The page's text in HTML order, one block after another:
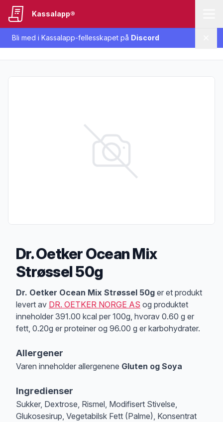
Bli med i Kassalapp-fellesskapet på Discord
Kassalapp®
Dr. Oetker Ocean Mix
Strøssel 50g
Produktbeskrivelse
Dr. Oetker Ocean Mix Strøssel 50g er et produkt
levert av DR. OETKER NORGE AS og produktet
inneholder 391.00 kcal per 100g, hvorav 0.60 g er
fett, 0.20g er proteiner og 96.00 g er karbohydrater.
Allergener
Varen inneholder allergenene Gluten og Soya
Ingredienser
Sukker, Dextrose, Rismel, Modifisert Stivelse,
Glukosesirup, Vegetabilsk Fett (Palme), Konsentrat